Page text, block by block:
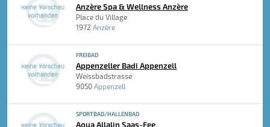
Anzère Spa & Wellness Anzère
Place du Village
1972 Anzère
FREIBAD
Appenzeller Badi Appenzell
Weissbadstrasse
9050 Appenzell
SPORTBAD/HALLENBAD
Aqua Allalin Saas-Fee